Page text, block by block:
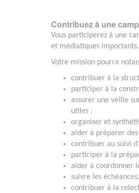
Contribuez à une
Vous participerez à une
et médiatiques importants.
Votre mission pourra
contribuer à la
participer à la
assurer une veille
utiles ;
organiser et
aider à préparer
contribuer au suivi
participer à la
aider à coordonner
suivre les
contribuer à la